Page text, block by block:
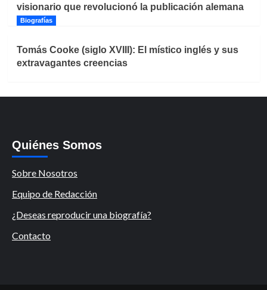
visionario que revolucionó la publicación alemana
Biografías
Tomás Cooke (siglo XVIII): El místico inglés y sus
extravagantes creencias
Quiénes Somos
Sobre Nosotros
Equipo de Redacción
¿Deseas reproducir una biografía?
Contacto